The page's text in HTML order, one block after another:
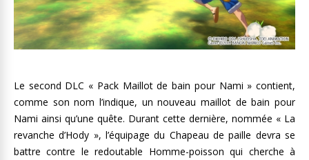
Le second DLC « Pack Maillot de bain pour Nami » contient,
comme son nom l’indique, un nouveau maillot de bain pour
Nami ainsi qu’une quête. Durant cette dernière, nommée « La
revanche d’Hody », l’équipage du Chapeau de paille devra se
battre contre le redoutable Homme-poisson qui cherche à